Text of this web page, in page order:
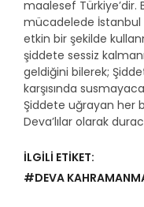
maalesef
mücadelede İstanbul
etkin bir şekilde
şiddete sessiz
geldiğini bilerek;
karşısında
Şiddete uğrayan her
Deva’lılar olarak
İLGİLİ ETİKET:
#DEVA